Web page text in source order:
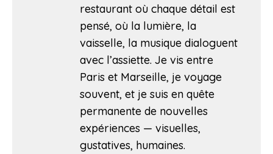
restaurant où chaque détail est
pensé, où la lumière, la
vaisselle, la musique dialoguent
avec l’assiette. Je vis entre
Paris et Marseille, je voyage
souvent, et je suis en quête
permanente de nouvelles
expériences — visuelles,
gustatives, humaines.